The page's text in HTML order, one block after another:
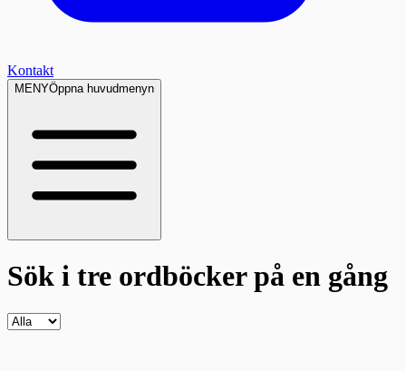
Kontakt
MENYÖppna huvudmenyn
Sök i tre ordböckerpå en gång